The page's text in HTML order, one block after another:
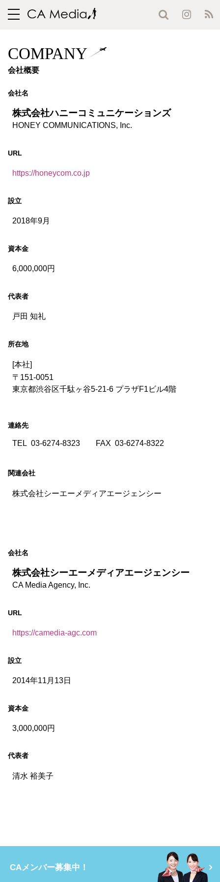
toggle
COMPANY
会社概要
会社名
株式会社ハニーコミュニケーションズ
HONEY COMMUNICATIONS, Inc.
URL
https://honeycom.co.jp
設立
2018年9月
資本金
6,000,000円
代表者
戸田 知礼
所在地
[本社]
〒151-0051
東京都渋谷区千駄ヶ谷5-21-6 プラザF1ビル4階
連絡先
TEL 03-6274-8323 FAX 03-6274-8322
関連会社
株式会社シーエーメディアエージェンシー
会社名
株式会社シーエーメディアエージェンシー
CA Media Agency, Inc.
URL
https://camedia-agc.com
設立
2014年11月13日
資本金
3,000,000円
代表者
清水 裕美子
CAメンバー募集中！